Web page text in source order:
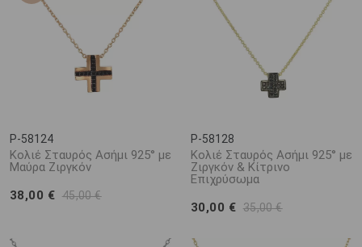
P-58124
Κολιέ Σταυρός Ασήμι 925° με
Μαύρα Ζιργκόν
38,00 € 45,00 €
P-58128
Κολιέ Σταυρός Ασήμι 925° με
Ζιργκόν & Κίτρινο
Επιχρύσωμα
30,00 € 35,00 €